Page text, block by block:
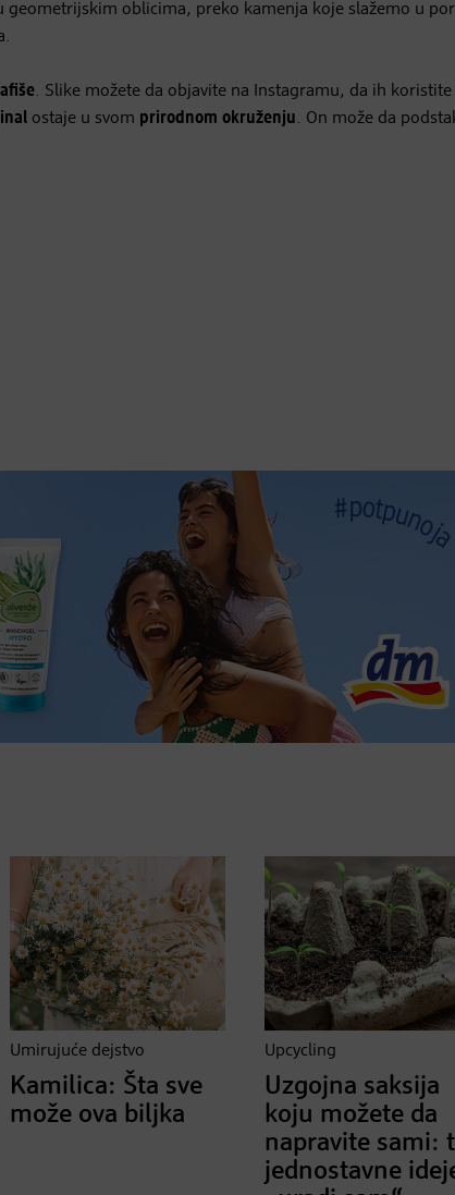
oblicima, preko kamenja koje slažemo u
. Slike možete da objavite na Instagramu, da ih koristite
ostaje u svom prirodnom okruženju. On može da
Umirujuće dejstvo
Kamilica: Šta sve
može ova biljka
Upcycling
Uzgojna saksija
koju možete da
napravite sami:
jednostavne